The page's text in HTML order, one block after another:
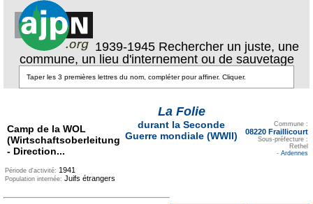
1939-1945 Rechercher un juste, une
commune, un lieu d'internement ou de sauvetage
Camp de la WOL
(Wirtschaftsoberleitung
- Direction...
La Folie
durant la Seconde
Guerre mondiale (WWII)
Commune :
08220 Fraillicourt
Sous-préfecture :
Rethel
- Ardennes
Période d'activité: 1941
Population internée: Juifs étrangers